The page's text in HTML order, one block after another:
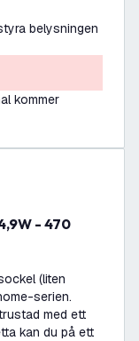
belysningen
kommer
(liten
serien.
med ett
kan du på ett